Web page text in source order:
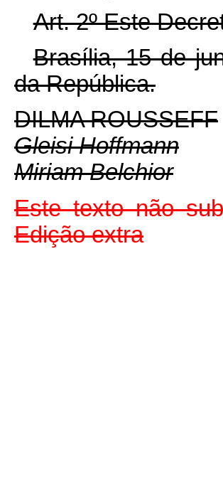
Art. 2º Este
Brasília, 15 de
da República.
DILMA ROUSSEFF
Gleisi Hoffmann
Miriam Belchior
Este texto não
Edição extra